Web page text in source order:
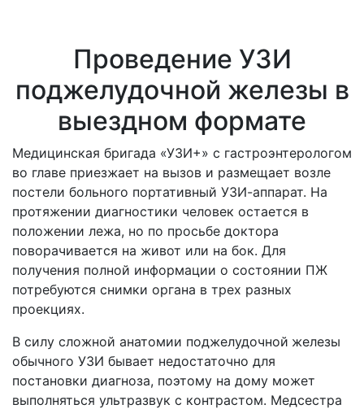
Проведение УЗИ
поджелудочной железы в
выездном формате
Медицинская бригада «УЗИ+» с гастроэнтерологом
во главе приезжает на вызов и размещает возле
постели больного портативный УЗИ-аппарат. На
протяжении диагностики человек остается в
положении лежа, но по просьбе доктора
поворачивается на живот или на бок. Для
получения полной информации о состоянии ПЖ
потребуются снимки органа в трех разных
проекциях.
В силу сложной анатомии поджелудочной железы
обычного УЗИ бывает недостаточно для
постановки диагноза, поэтому на дому может
выполняться ультразвук с контрастом. Медсестра